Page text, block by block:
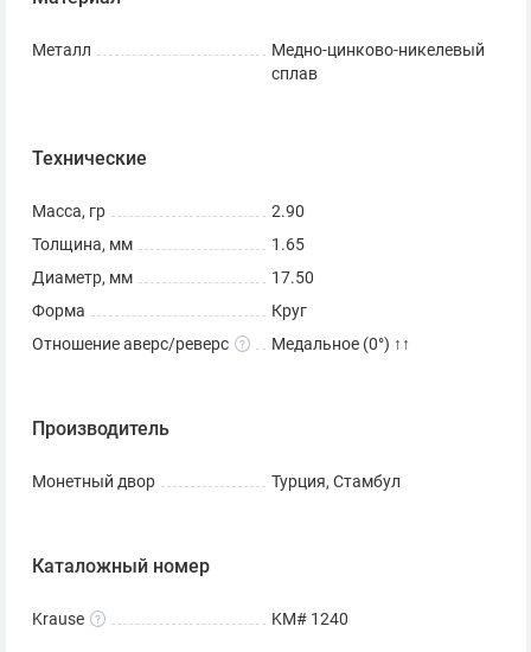
Металл
Медно-цинково-никелевый
сплав
Технические
Масса, гр
2.90
Толщина, мм
1.65
Диаметр, мм
17.50
Форма
Круг
Отношение аверс/реверс
Медальное (0°) ↑↑
Производитель
Монетный двор Турция, Стамбул
Каталожный номер
Krause KM# 1240